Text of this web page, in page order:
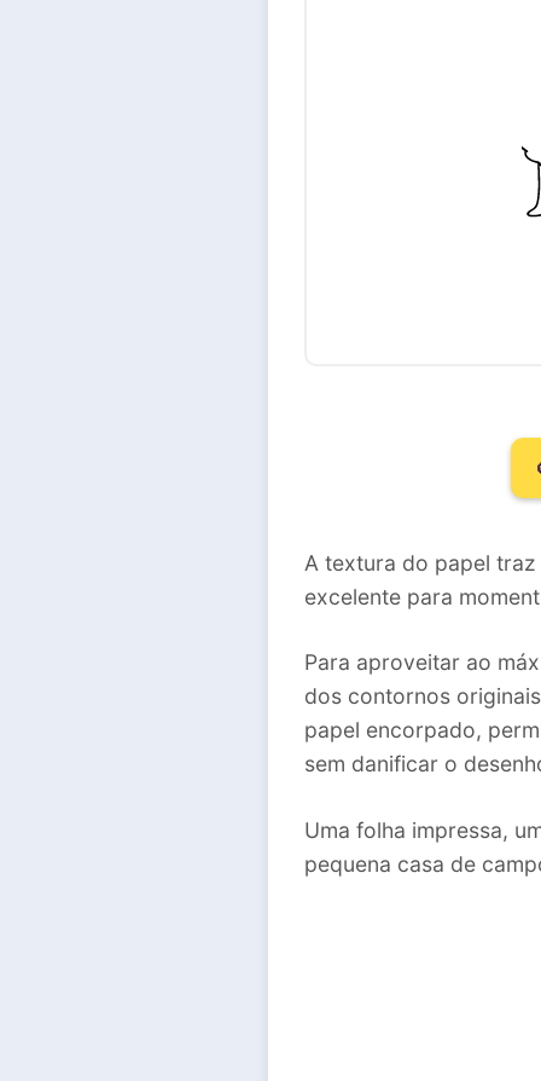
A textura do papel
excelente para
Para aproveitar ao
dos contornos
papel encorpado,
sem danificar o
Uma folha impressa,
pequena casa de